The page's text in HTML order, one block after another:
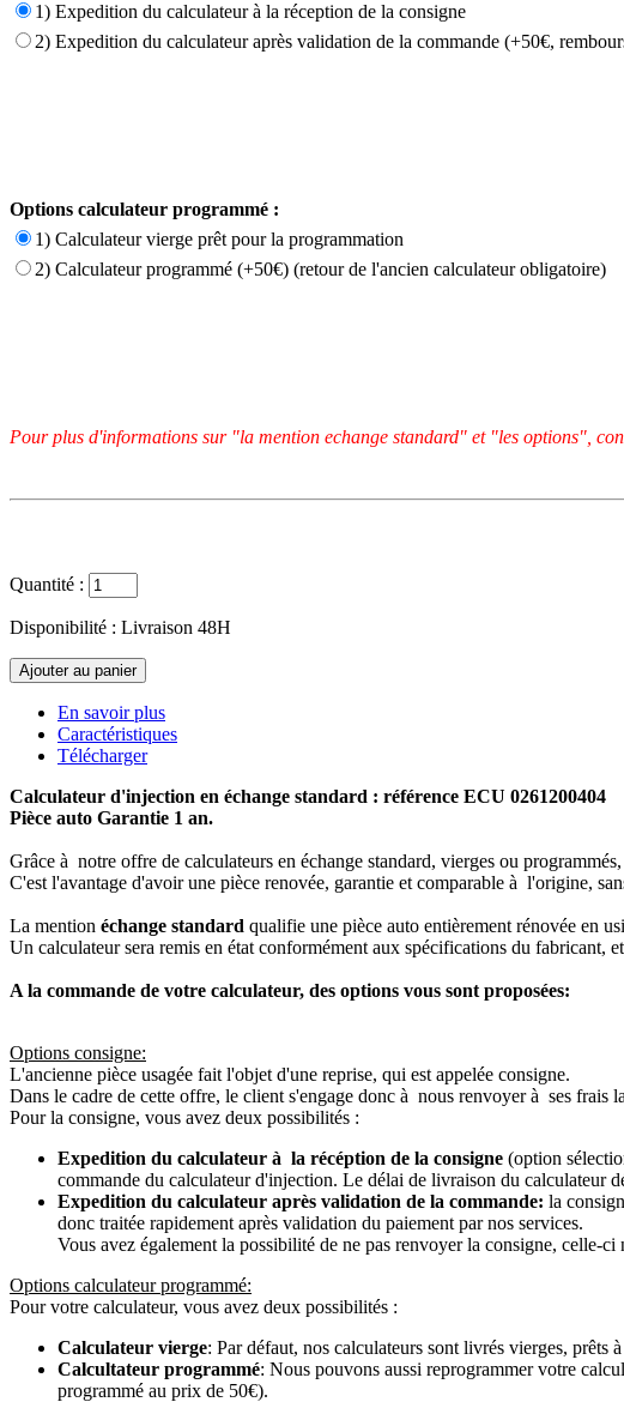
1) Expedition du calculateur à la réception de la consigne
2) Expedition du calculateur après validation de la commande (+50€,
Options calculateur programmé :
1) Calculateur vierge prêt pour la programmation
2) Calculateur programmé (+50€) (retour de l'ancien calculateur obligatoire)
Pour plus d'informations sur "la mention echange standard" et "les options",
Quantité :
Disponibilité : Livraison 48H
En savoir plus
Caractéristiques
Télécharger
Calculateur d'injection en échange standard : référence ECU 0261200404
Pièce auto Garantie 1 an.
Grâce à notre offre de calculateurs en échange standard, vierges ou
C'est l'avantage d'avoir une pièce renovée, garantie et comparable à l'origine,
La mention échange standard qualifie une pièce auto entièrement rénovée en
Un calculateur sera remis en état conformément aux spécifications du fabricant,
A la commande de votre calculateur, des options vous sont proposées:
Options consigne:
L'ancienne pièce usagée fait l'objet d'une reprise, qui est appelée consigne.
Dans le cadre de cette offre, le client s'engage donc à nous renvoyer à ses
Pour la consigne, vous avez deux possibilités :
Expedition du calculateur à la récéption de la consigne (option
commande du calculateur d'injection. Le délai de livraison du calculateur
Expedition du calculateur après validation de la commande: la
donc traitée rapidement après validation du paiement par nos services.
Vous avez également la possibilité de ne pas renvoyer la consigne, celle-
Options calculateur programmé:
Pour votre calculateur, vous avez deux possibilités :
Calculateur vierge: Par défaut, nos calculateurs sont livrés vierges, prêts
Calcultateur programmé: Nous pouvons aussi reprogrammer votre
programmé au prix de 50€).